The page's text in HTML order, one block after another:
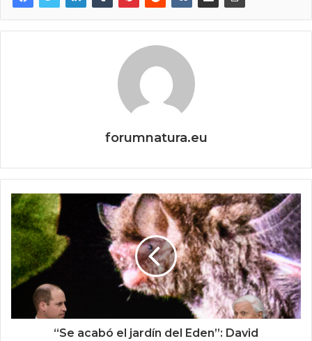
forumnatura.eu
“Se acabó el jardín del Eden”: David